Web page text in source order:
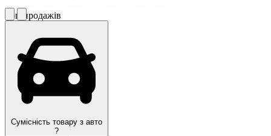
Топ продажів
Сумісність товару з авто
?